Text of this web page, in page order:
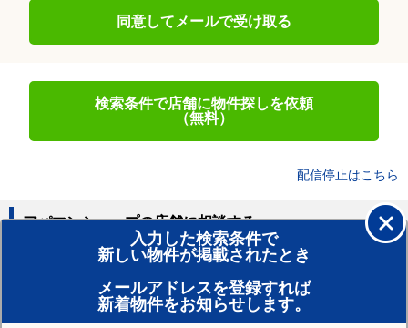
同意してメールで受け取る
検索条件で店舗に物件探しを依頼
（無料）
配信停止はこちら
入力した検索条件で
新しい物件が掲載されたとき
メールアドレスを登録すれば
新着物件をお知らせします。
アパマンショップの店舗に相談する
賃貸のプロがお部屋探し！
おまかせ物件リクエスト